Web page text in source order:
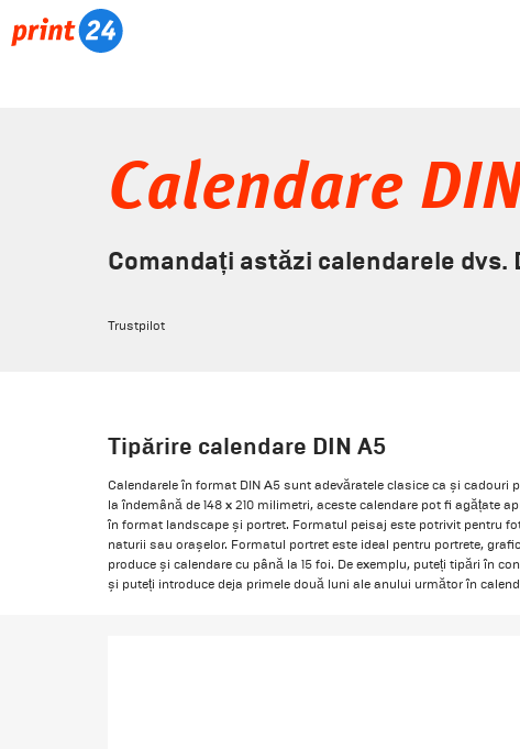
Calendare
Comandați astăzi calendarele dvs.
Trustpilot
Tipărire calendare DIN A5
Calendarele în format DIN A5 sunt adevăratele clasice ca și cadouri
la îndemână de 148 x 210 milimetri, aceste calendare pot fi agățate
în format landscape și portret. Formatul peisaj este potrivit pentru
naturii sau orașelor. Formatul portret este ideal pentru portrete,
produce și calendare cu până la 15 foi. De exemplu, puteți tipări în
și puteți introduce deja primele două luni ale anului următor în